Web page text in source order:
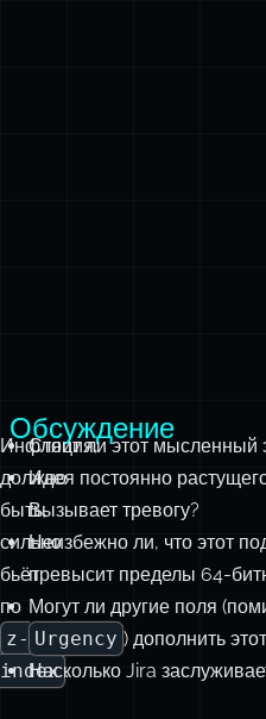
Инфляция,
должно
быть,
сильно
бьёт
по
z-
index .
Обсуждение
Стоит ли этот мысленный
Идея постоянно
Вызывает тревогу?
Неизбежно ли, что этот
превысит пределы 64-
Могут ли другие поля
Urgency ) дополнить
Насколько Jira